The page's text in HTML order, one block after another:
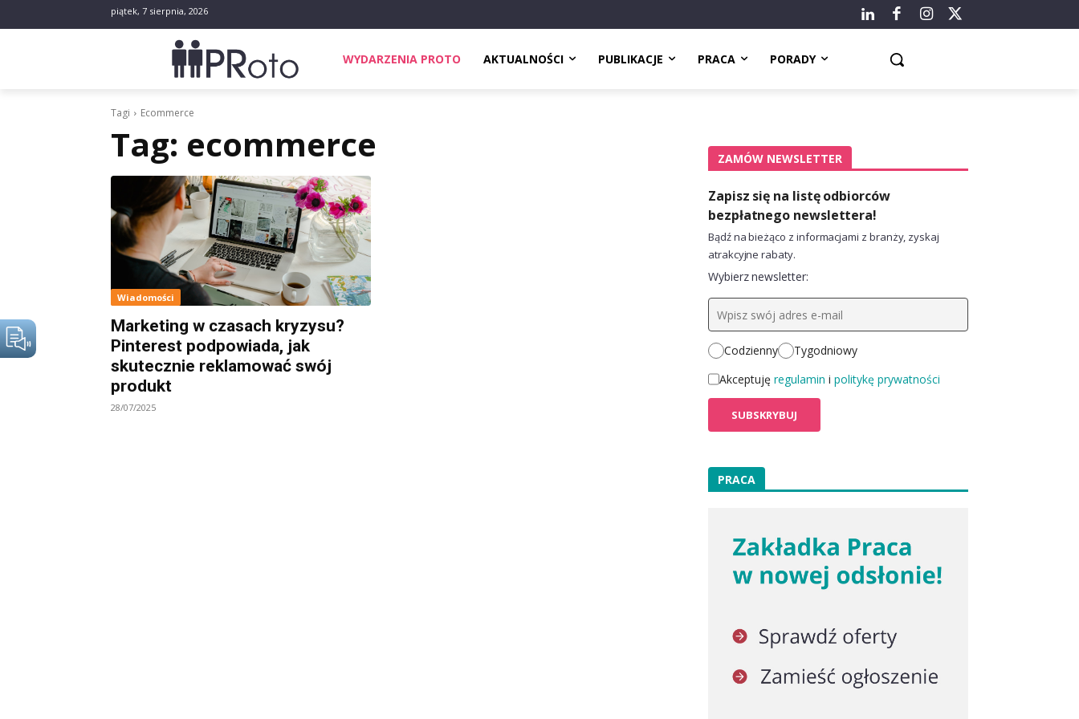
piątek, 7 sierpnia, 2026
WYDARZENIA PROTO AKTUALNOŚCI PUBLIKACJE PRACA PORADY
Tagi Ecommerce
Tag: ecommerce
Wiadomości
Marketing w czasach kryzysu?
Pinterest podpowiada, jak
skutecznie reklamować swój
produkt
28/07/2025
ZAMÓW NEWSLETTER
Zapisz się na listę odbiorców
bezpłatnego newslettera!
Bądź na bieżąco z informacjami z branży, zyskaj
atrakcyjne rabaty.
Wybierz newsletter:
Codzienny
Tygodniowy
Akceptuję regulamin i politykę prywatności
PRACA